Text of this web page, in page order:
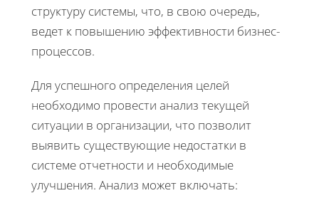
структуру системы, что, в свою очередь,
ведет к повышению эффективности бизнес-
процессов.
Для успешного определения целей
необходимо провести анализ текущей
ситуации в организации, что позволит
выявить существующие недостатки в
системе отчетности и необходимые
улучшения. Анализ может включать: